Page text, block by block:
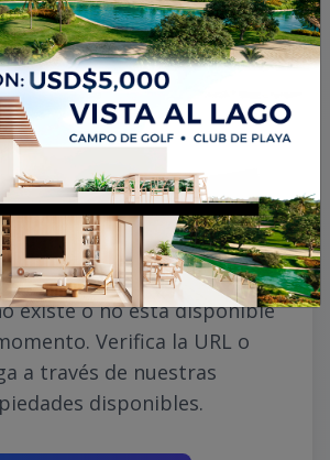
no existe
disponible
la propiedad que estás
existe o no está disponible
Verifica la URL o
a través de nuestras
disponibles.